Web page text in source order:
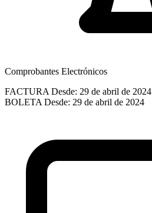
Comprobantes Electrónicos
FACTURA Desde: 29 de abril de 2024
BOLETA Desde: 29 de abril de 2024